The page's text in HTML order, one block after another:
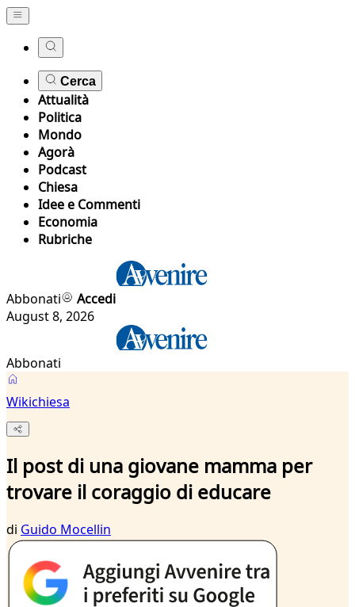
Cerca
Attualità
Politica
Mondo
Agorà
Podcast
Chiesa
Idee e Commenti
Economia
Rubriche
Abbonati
Accedi
August 8, 2026
Abbonati
Wikichiesa
Il post di una giovane mamma per
trovare il coraggio di educare
di Guido Mocellin